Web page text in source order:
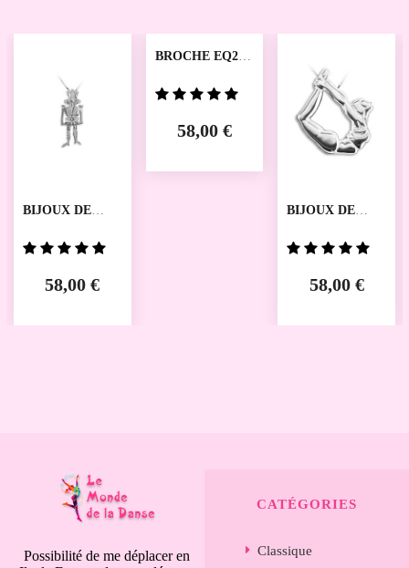
BIJOUX DE
MIKELART
58,00 €
BROCHE EQ2S
58,00 €
BIJOUX DE
MIKELART
58,00 €
Possibilité de me déplacer en
CATÉGORIES
Classique